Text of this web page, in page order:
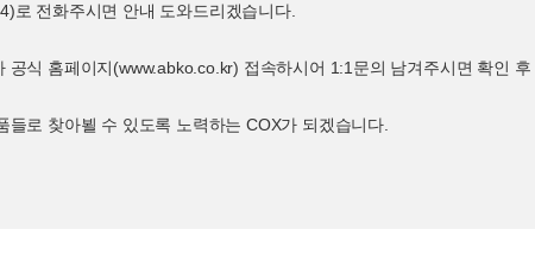
로 전화주시면 안내 도와드리겠습니다.
공식 홈페이지(www.abko.co.kr) 접속하시어 1:1문의 남겨주시면 확인 후
로 찾아뵐 수 있도록 노력하는 COX가 되겠습니다.